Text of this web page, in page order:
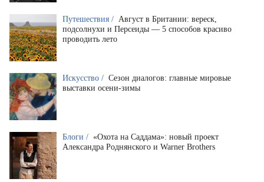
Путешествия / Август в Британии: вереск,
подсолнухи и Персеиды — 5 способов красиво
проводить лето
Искусство / Сезон диалогов: главные мировые
выставки осени-зимы
Блоги / «Охота на Саддама»: новый проект
Александра Роднянского и Warner Brothers